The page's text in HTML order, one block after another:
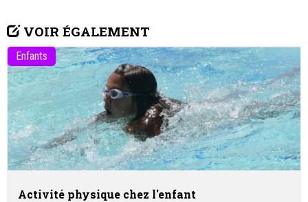
VOIR ÉGALEMENT
Enfants
Activité physique chez l'enfant